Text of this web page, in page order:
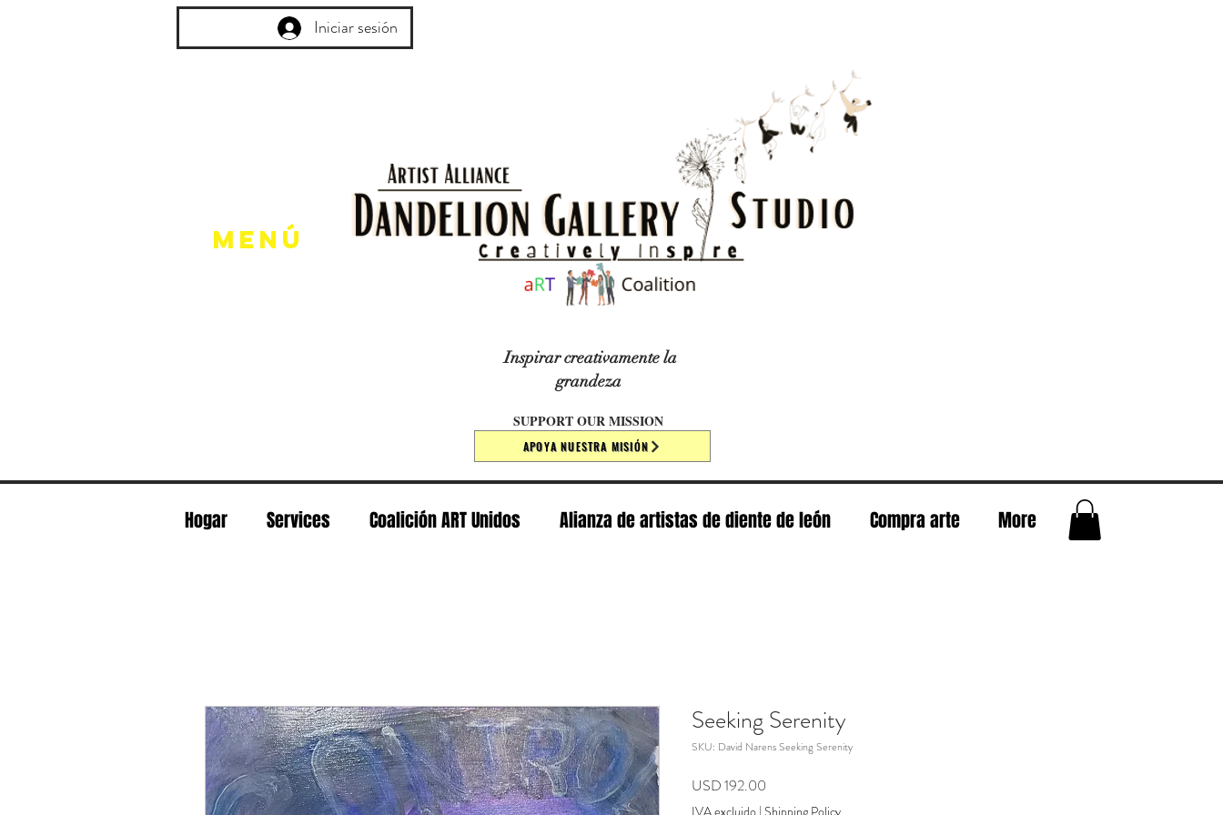
Iniciar sesión
Menú
​​​Inspirar creativamente la
grandeza
SUPPORT OUR MISSION
APOYA NUESTRA MISIÓN
Hogar Services Coalición ART Unidos Alianza de artistas de diente de león Compra arte More
Seeking Serenity
SKU: David Narens Seeking Serenity
USD 192.00